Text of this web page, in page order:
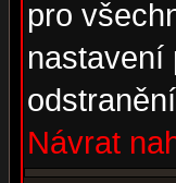
pro
nastavení
Návrat